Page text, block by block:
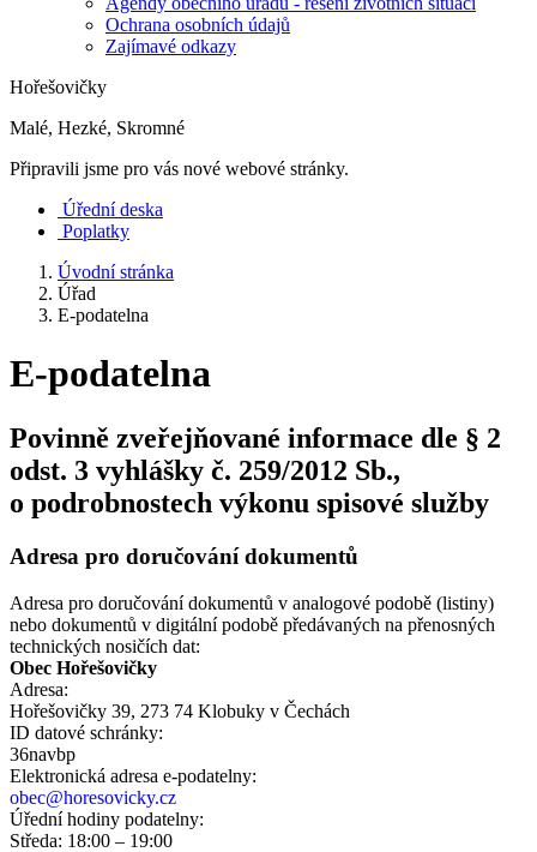
Ochrana osobních údajů
Zajímavé odkazy
Hořešovičky
Malé, Hezké, Skromné
Připravili jsme pro vás nové webové stránky.
Úřední deska
Poplatky
Úvodní stránka
Úřad
E-podatelna
E-podatelna
Povinně zveřejňované informace dle § 2
odst. 3 vyhlášky č. 259/2012 Sb.,
o podrobnostech výkonu spisové služby
Adresa pro doručování dokumentů
Adresa pro doručování dokumentů v analogové podobě (listiny)
nebo dokumentů v digitální podobě předávaných na přenosných
technických nosičích dat:
Obec Hořešovičky
Adresa:
Hořešovičky 39, 273 74 Klobuky v Čechách
ID datové schránky:
36navbp
Elektronická adresa e‑podatelny:
obec@horesovicky.cz
Úřední hodiny podatelny:
Středa: 18:00 – 19:00